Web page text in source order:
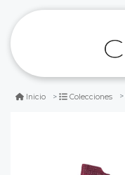
Inicio Colecciones